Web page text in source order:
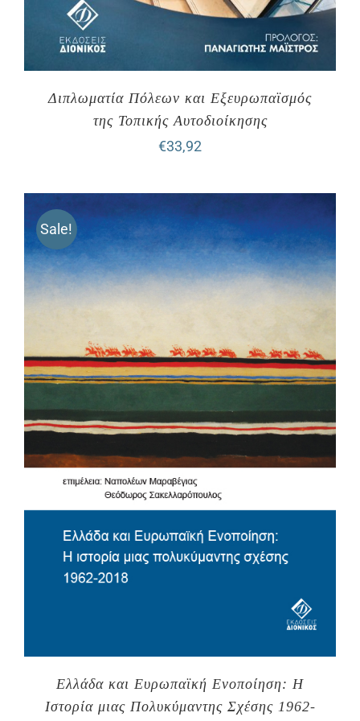
Διπλωματία Πόλεων και Εξευρωπαϊσμός
της Τοπικής Αυτοδιοίκησης
€33,92
Sale!
Ελλάδα και Ευρωπαϊκή Ενοποίηση: Η
Ιστορία μιας Πολυκύμαντης Σχέσης 1962-